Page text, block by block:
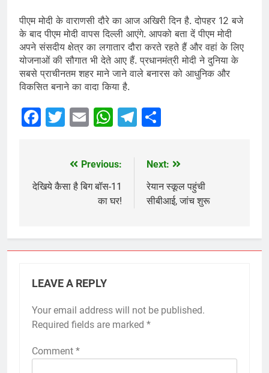
पीएम मोदी के वाराणसी दौरे का आज अखिरी दिन है. दोपहर 12 बजे
के बाद पीएम मोदी वापस दिल्ली आएंगे. आपको बता दें पीएम मोदी
अपने संसदीय क्षेत्र का लगातार दौरा करते रहते हैं और वहां के लिए
योजनाओं की सौगात भी देते आए हैं. प्रधानमंत्री मोदी ने दुनिया के
सबसे प्राचीनतम शहर माने जाने वाले बनारस को आधुनिक और
विकसित बनाने का वादा किया है.
Facebook
Twitter
EmailWhatsApp
Telegram
navigation
Previous:
देखिये कैसा है बिग बॉस-11
का घर!
Next:
रेयान स्कूल पहुंची
सीबीआई, जांच शुरू
LEAVE A REPLY
Your email address will not be published.
Required fields are marked *
Comment *